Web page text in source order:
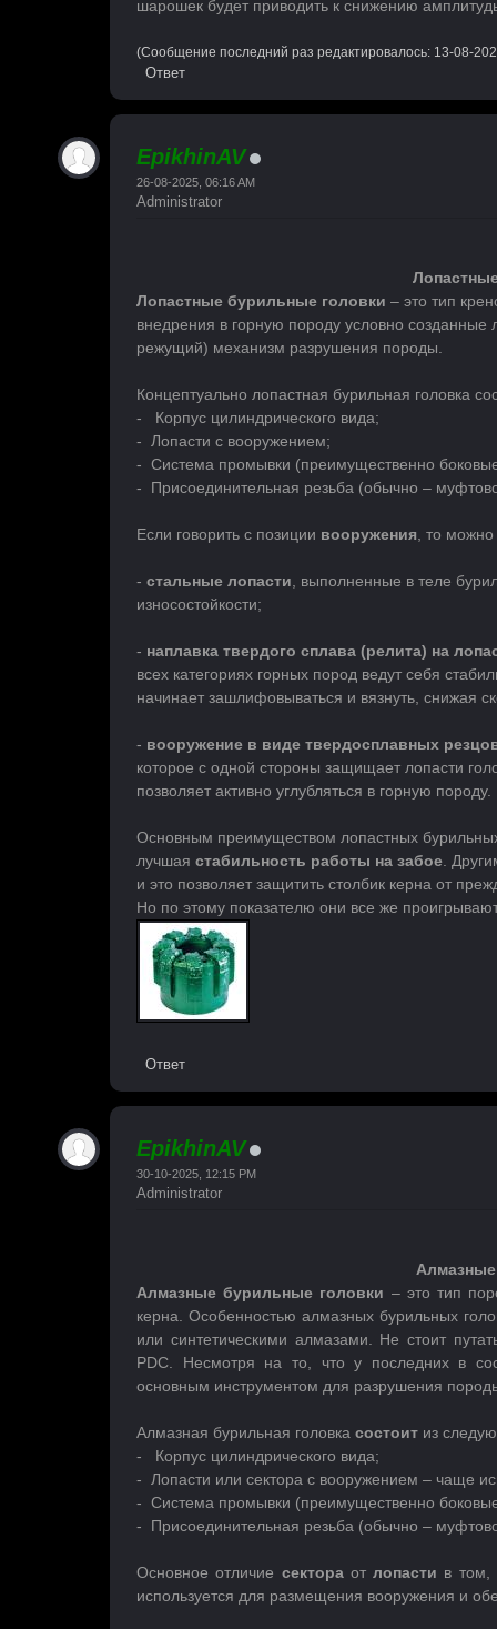
шарошек будет приводить к снижению
(Сообщение последний раз редактировалось: 13-08-
Ответ
EpikhinAV
26-08-2025, 06:16 AM
Administrator
Лопастные бурильные головки – это тип
внедрения в горную породу условно
режущий) механизм разрушения породы.
Концептуально лопастная бурильная головка
- Корпус цилиндрического вида;
- Лопасти с вооружением;
- Система промывки (преимущественно
- Присоединительная резьба (обычно –
Если говорить с позиции вооружения , то
- стальные лопасти , выполненные в теле
износостойкости;
- наплавка твердого сплава (релита) на
всех категориях горных пород ведут себя
начинает зашлифовываться и вязнуть, снижая
- вооружение в виде твердосплавных
которое с одной стороны защищает лопасти
позволяет активно углубляться в горную породу.
Основным преимуществом лопастных
лучшая стабильность работы на забое.
и это позволяет защитить столбик керна от
Но по этому показателю они все же
Ответ
EpikhinAV
30-10-2025, 12:15 PM
Administrator
Алмазные бурильные головки – это тип
керна. Особенностью алмазных бурильных
или синтетическими алмазами. Не стоит
PDC. Несмотря на то, что у последних в
основным инструментом для разрушения
Алмазная бурильная головка состоитиз
- Корпус цилиндрического вида;
- Лопасти или сектора с вооружением – чаще
- Система промывки (преимущественно
- Присоединительная резьба (обычно –
Основное отличие сектораотлопасти в том,
используется для размещения вооружения и